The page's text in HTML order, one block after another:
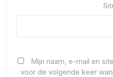
Mijn naam, e-mail en
voor de volgende keer